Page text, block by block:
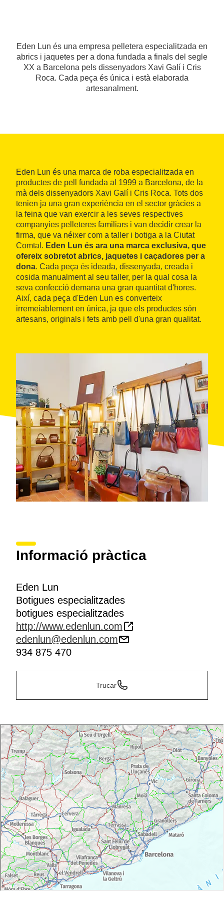
Eden Lun és una empresa pelletera especialitzada en
abrics i jaquetes per a dona fundada a finals del segle
XX a Barcelona pels dissenyadors Xavi Galí i Cris
Roca. Cada peça és única i està elaborada
artesanalment.
Eden Lun és una marca de roba especialitzada en
productes de pell fundada al 1999 a Barcelona, de la
mà dels dissenyadors Xavi Galí i Cris Roca. Tots dos
tenien ja una gran experiència en el sector gràcies a
la feina que van exercir a les seves respectives
companyies pelleteres familiars i van decidir crear la
firma, que va néixer com a taller i botiga a la Ciutat
Comtal. Eden Lun és ara una marca exclusiva, que
ofereix sobretot abrics, jaquetes i caçadores per a
dona. Cada peça és ideada, dissenyada, creada i
cosida manualment al seu taller, per la qual cosa la
seva confecció demana una gran quantitat d'hores.
Així, cada peça d'Eden Lun es converteix
irremeiablement en única, ja que els productes són
artesans, originals i fets amb pell d'una gran qualitat.
Informació pràctica
Eden Lun
Botigues especialitzades
botigues especialitzades
http://www.edenlun.com
edenlun@edenlun.com
934 875 470
Trucar